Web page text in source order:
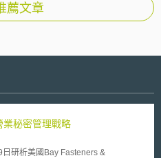
薦文章
業秘密管理戰略
研析美國Bay Fasteners &